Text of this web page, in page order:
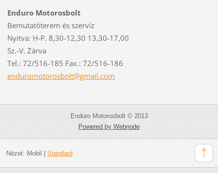
Enduro Motorosbolt
Bemutatóterem és szervíz
Nyitva: H-P. 8,30-12,30 13,30-17,00
Sz.-V. Zárva
Tel.: 72/516-185 Fax.: 72/516-186
enduromotorosbolt@gmail.com
Enduro Motorosbolt © 2013
Powered by Webnode
Nézet: Mobil Standard